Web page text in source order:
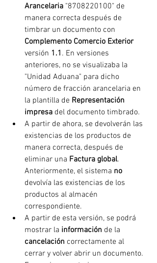
Arancelaria "8708220100" de
manera correcta después de
timbrar un documento con
Complemento Comercio Exterior
versión 1.1 . En versiones
anteriores, no se visualizaba la
"Unidad Aduana" para dicho
número de fracción arancelaria en
la plantilla de Representación
impresa del documento timbrado.
A partir de ahora, se devolverán las
existencias de los productos de
manera correcta, después de
eliminar una Factura global.
Anteriormente, el sistema no
devolvía las existencias de los
productos al almacén
correspondiente.
A partir de esta versión, se podrá
mostrar la información de la
cancelación correctamente al
cerrar y volver abrir un documento.